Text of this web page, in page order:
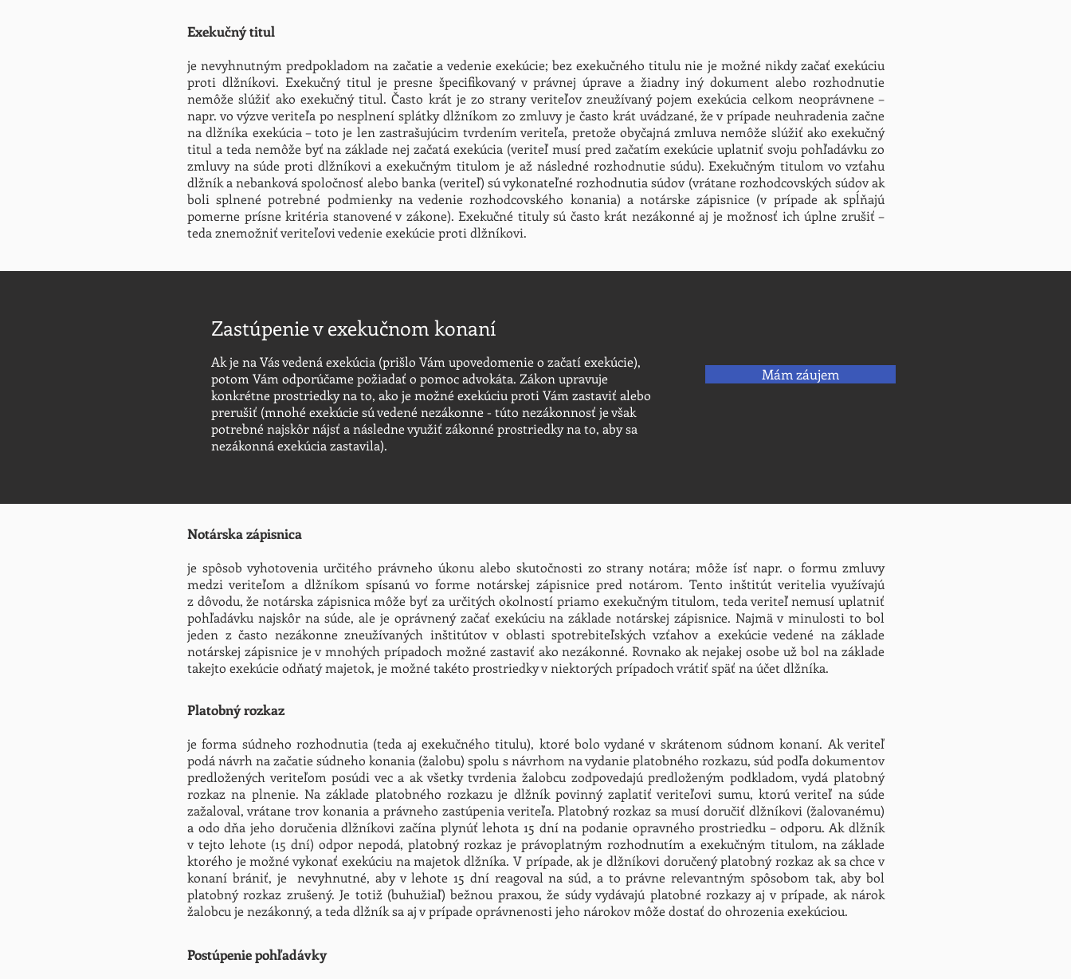
Exekučný titul
je nevyhnutným predpokladom na začatie a vedenie exekúcie; bez exekučného titulu nie je možné nikdy začať exekúciu
proti dlžníkovi. Exekučný titul je presne špecifikovaný v právnej úprave a žiadny iný dokument alebo rozhodnutie
nemôže slúžiť ako exekučný titul. Často krát je zo strany veriteľov zneužívaný pojem exekúcia celkom neoprávnene –
napr. vo výzve veriteľa po nesplnení splátky dlžníkom zo zmluvy je často krát uvádzané, že v prípade neuhradenia začne
na dlžníka exekúcia – toto je len zastrašujúcim tvrdením veriteľa, pretože obyčajná zmluva nemôže slúžiť ako exekučný
titul a teda nemôže byť na základe nej začatá exekúcia (veriteľ musí pred začatím exekúcie uplatniť svoju pohľadávku zo
zmluvy na súde proti dlžníkovi a exekučným titulom je až následné rozhodnutie súdu). Exekučným titulom vo vzťahu
dlžník a nebanková spoločnosť alebo banka (veriteľ) sú vykonateľné rozhodnutia súdov (vrátane rozhodcovských súdov ak
boli splnené potrebné podmienky na vedenie rozhodcovského konania) a notárske zápisnice (v prípade ak spĺňajú
pomerne prísne kritéria stanovené v zákone). Exekučné tituly sú často krát nezákonné aj je možnosť ich úplne zrušiť –
teda znemožniť veriteľovi vedenie exekúcie proti dlžníkovi.
Zastúpenie v exekučnom konaní
Ak je na Vás vedená exekúcia (prišlo Vám upovedomenie o začatí exekúcie),
potom Vám odporúčame požiadať o pomoc advokáta. Zákon upravuje
konkrétne prostriedky na to, ako je možné exekúciu proti Vám zastaviť alebo
prerušiť (mnohé exekúcie sú vedené nezákonne - túto nezákonnosť je však
potrebné najskôr nájsť a následne využiť zákonné prostriedky na to, aby sa
nezákonná exekúcia zastavila).
Mám záujem
Notárska zápisnica
je spôsob vyhotovenia určitého právneho úkonu alebo skutočnosti zo strany notára; môže ísť napr. o formu zmluvy
medzi veriteľom a dlžníkom spísanú vo forme notárskej zápisnice pred notárom. Tento inštitút veritelia využívajú
z dôvodu, že notárska zápisnica môže byť za určitých okolností priamo exekučným titulom, teda veriteľ nemusí uplatniť
pohľadávku najskôr na súde, ale je oprávnený začať exekúciu na základe notárskej zápisnice. Najmä v minulosti to bol
jeden z často nezákonne zneužívaných inštitútov v oblasti spotrebiteľských vzťahov a exekúcie vedené na základe
notárskej zápisnice je v mnohých prípadoch možné zastaviť ako nezákonné. Rovnako ak nejakej osobe už bol na základe
takejto exekúcie odňatý majetok, je možné takéto prostriedky v niektorých prípadoch vrátiť späť na účet dlžníka.
Platobný rozkaz
je forma súdneho rozhodnutia (teda aj exekučného titulu), ktoré bolo vydané v skrátenom súdnom konaní. Ak veriteľ
podá návrh na začatie súdneho konania (žalobu) spolu s návrhom na vydanie platobného rozkazu, súd podľa dokumentov
predložených veriteľom posúdi vec a ak všetky tvrdenia žalobcu zodpovedajú predloženým podkladom, vydá platobný
rozkaz na plnenie. Na základe platobného rozkazu je dlžník povinný zaplatiť veriteľovi sumu, ktorú veriteľ na súde
zažaloval, vrátane trov konania a právneho zastúpenia veriteľa. Platobný rozkaz sa musí doručiť dlžníkovi (žalovanému)
a odo dňa jeho doručenia dlžníkovi začína plynúť lehota 15 dní na podanie opravného prostriedku – odporu. Ak dlžník
v tejto lehote (15 dní) odpor nepodá, platobný rozkaz je právoplatným rozhodnutím a exekučným titulom, na základe
ktorého je možné vykonať exekúciu na majetok dlžníka. V prípade, ak je dlžníkovi doručený platobný rozkaz ak sa chce v
konaní brániť, je nevyhnutné, aby v lehote 15 dní reagoval na súd, a to právne relevantným spôsobom tak, aby bol
platobný rozkaz zrušený. Je totiž (buhužiaľ) bežnou praxou, že súdy vydávajú platobné rozkazy aj v prípade, ak nárok
žalobcu je nezákonný, a teda dlžník sa aj v prípade oprávnenosti jeho nárokov môže dostať do ohrozenia exekúciou.
Postúpenie pohľadávky